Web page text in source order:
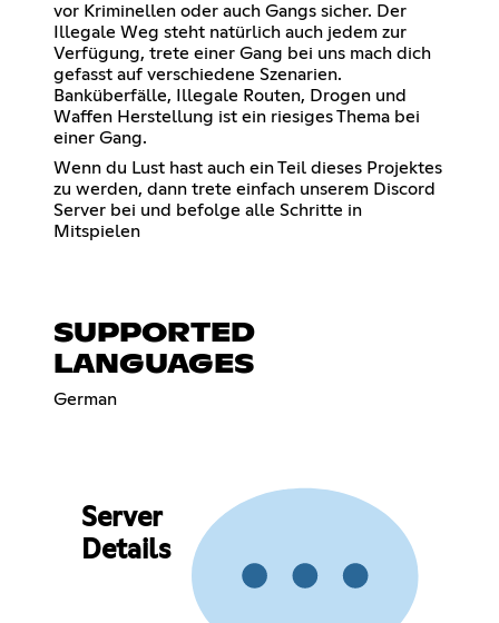
vor Kriminellen oder auch Gangs sicher. Der
Illegale Weg steht natürlich auch jedem zur
Verfügung, trete einer Gang bei uns mach dich
gefasst auf verschiedene Szenarien.
Banküberfälle, Illegale Routen, Drogen und
Waffen Herstellung ist ein riesiges Thema bei
einer Gang.
Wenn du Lust hast auch ein Teil dieses Projektes
zu werden, dann trete einfach unserem Discord
Server bei und befolge alle Schritte in
Mitspielen
SUPPORTED
LANGUAGES
German
Server
Details